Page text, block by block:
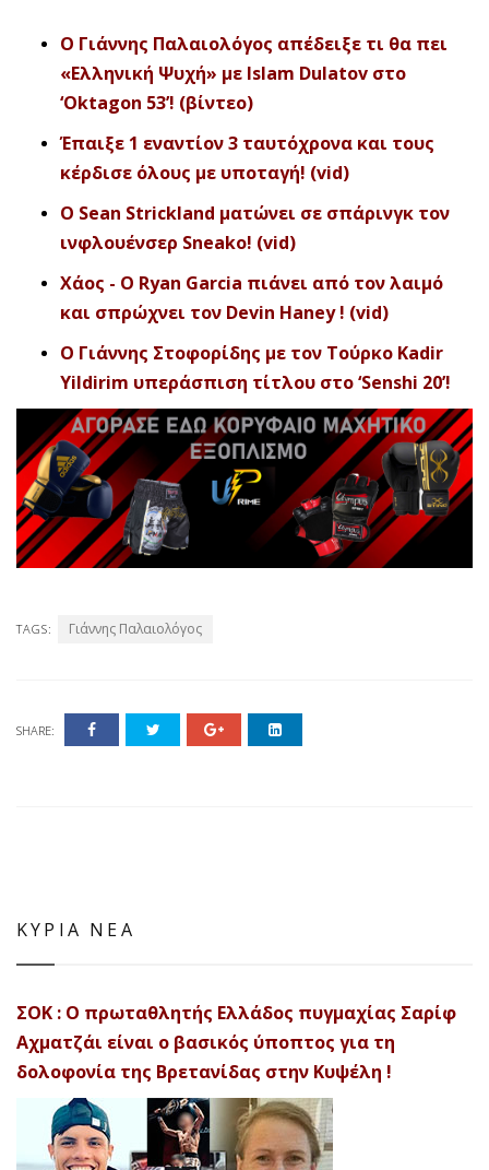
Ο Γιάννης Παλαιολόγος απέδειξε τι θα πει
«Ελληνική Ψυχή» με Islam Dulatov στο
‘Oktagon 53’! (βίντεο)
Έπαιξε 1 εναντίον 3 ταυτόχρονα και τους
κέρδισε όλους με υποταγή! (vid)
Ο Sean Strickland ματώνει σε σπάρινγκ τον
ινφλουένσερ Sneako! (vid)
Χάος - O Ryan Garcia πιάνει από τον λαιμό
και σπρώχνει τον Devin Haney ! (vid)
Ο Γιάννης Στοφορίδης με τον Τούρκο Kadir
Yildirim υπεράσπιση τίτλου στο ‘Senshi 20’!
TAGS: Γιάννης Παλαιολόγος
SHARE:
ΚΥΡΙΑ ΝΕΑ
ΣΟΚ : Ο πρωταθλητής Ελλάδος πυγμαχίας Σαρίφ
Αχματζάι είναι ο βασικός ύποπτος για τη
δολοφονία της Βρετανίδας στην Κυψέλη !